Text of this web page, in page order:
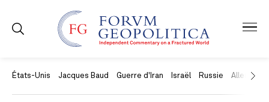
États-Unis Jacques Baud Guerre d'Iran Israël Russie Allemagne